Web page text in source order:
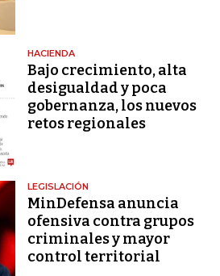
HACIENDA
Bajo crecimiento, alta
desigualdad y poca
gobernanza, los nuevos
retos regionales
LEGISLACIÓN
MinDefensa anuncia
ofensiva contra grupos
criminales y mayor
control territorial